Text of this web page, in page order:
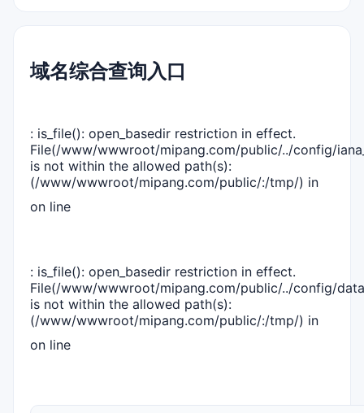
域名综合查询入口
: is_file(): open_basedir restriction in effect.
File(/www/wwwroot/mipang.com/public/../config/
is not within the allowed path(s):
(/www/wwwroot/mipang.com/public/:/tmp/) in
on line
: is_file(): open_basedir restriction in effect.
File(/www/wwwroot/mipang.com/public/../config/
is not within the allowed path(s):
(/www/wwwroot/mipang.com/public/:/tmp/) in
on line